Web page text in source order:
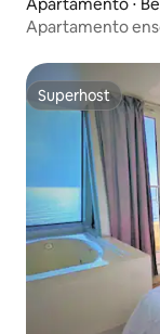
Apartamento
Superhost
Superhost